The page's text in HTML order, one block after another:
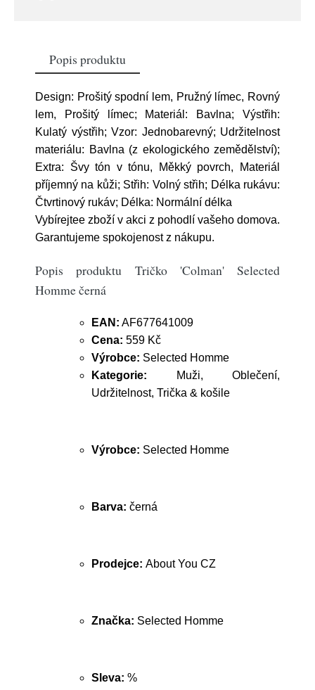
Popis produktu
Design: Prošitý spodní lem, Pružný límec, Rovný
lem, Prošitý límec; Materiál: Bavlna; Výstřih:
Kulatý výstřih; Vzor: Jednobarevný; Udržitelnost
materiálu: Bavlna (z ekologického zemědělství);
Extra: Švy tón v tónu, Měkký povrch, Materiál
příjemný na kůži; Střih: Volný střih; Délka rukávu:
Čtvrtinový rukáv; Délka: Normální délka
Vybírejtee zboží v akci z pohodlí vašeho domova.
Garantujeme spokojenost z nákupu.
Popis produktu Tričko 'Colman' Selected
Homme černá
EAN: AF677641009
Cena: 559 Kč
Výrobce: Selected Homme
Kategorie: Muži, Oblečení,
Udržitelnost, Trička & košile
Výrobce: Selected Homme
Barva: černá
Prodejce: About You CZ
Značka: Selected Homme
Sleva: %